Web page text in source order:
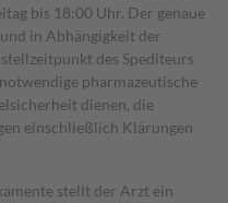
bis 18:00 Uhr. Der genaue
in Abhängigkeit der
des Spediteurs
pharmazeutische
dienen, die
einschließlich Klärungen
stellt der Arzt ein